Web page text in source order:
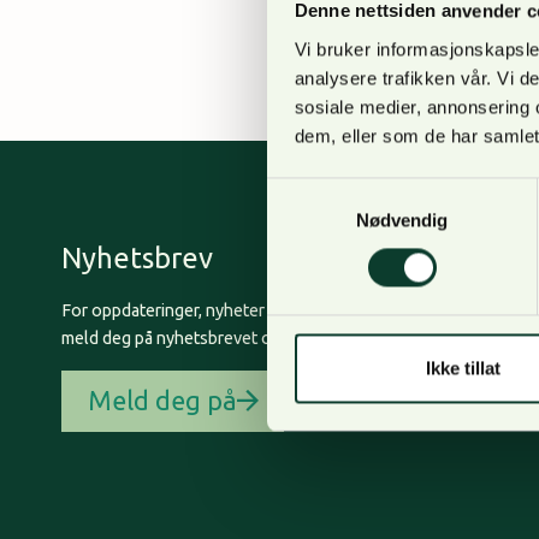
Denne nettsiden anvender
Vi bruker
analysere trafikken vår. Vi
sosiale medier,
dem, eller som de har
Nødvendig
Ikke tillat
Nyhetsbrev
For oppdateringer, nyheter og skogfaglige artikler,
meld deg på nyhetsbrevet og få nyhetsbrev på epost.
Meld deg på